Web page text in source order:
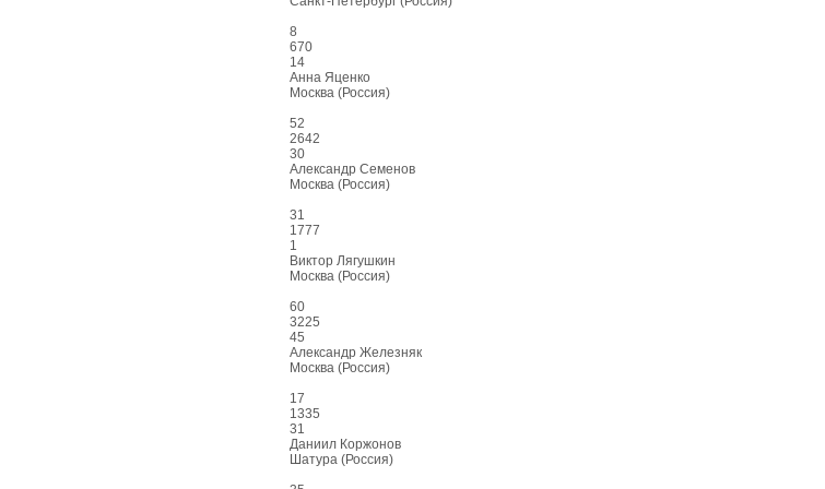
8
670
14
Анна Яценко
Москва (Россия)
52
2642
30
Александр Семенов
Москва (Россия)
31
1777
1
Виктор Лягушкин
Москва (Россия)
60
3225
45
Александр Железняк
Москва (Россия)
17
1335
31
Даниил Коржонов
Шатура (Россия)